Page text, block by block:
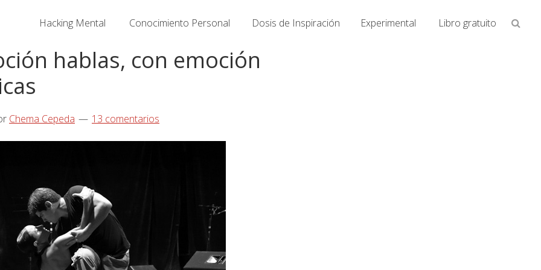
Hacking Mental Conocimiento Personal Dosis de Inspiración Experimental Libro gratuito
hablas, con emoción
Chema Cepeda 13 comentarios